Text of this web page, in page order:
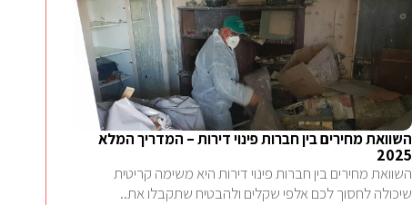
השוואת מחירים בין חברות פינוי דירות – המדריך המלא
2025
השוואת מחירים בין חברות פינוי דירות היא משימה קריטית
שיכולה לחסוך לכם אלפי שקלים ולהבטיח שתקבלו את..